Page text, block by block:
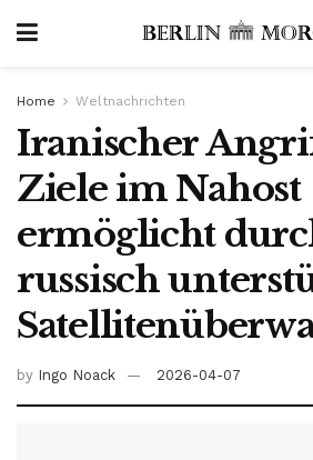
Home Weltnachrichten
Iranischer
Ziele im Nahost
ermöglicht
russisch
by Ingo Noack 2026-04-07